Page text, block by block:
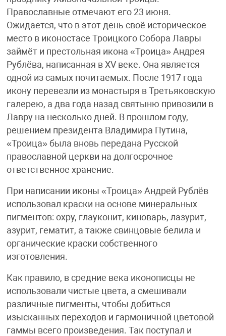
Православные отмечают его 23 июня.
Ожидается, что в этот день своё историческое
место в иконостасе Троицкого Собора Лавры
займёт и престольная икона «Троица» Андрея
Рублёва, написанная в XV веке. Она является
одной из самых почитаемых. После 1917 года
икону перевезли из монастыря в Третьяковскую
галерею, а два года назад святыню привозили в
Лавру на несколько дней. В прошлом году,
решением президента Владимира Путина,
«Троица» была вновь передана Русской
православной церкви на долгосрочное
ответственное хранение.
При написании иконы «Троица» Андрей Рублёв
использовал краски на основе минеральных
пигментов: охру, глауконит, киноварь, лазурит,
азурит, гематит, а также свинцовые белила и
органические краски собственного
изготовления.
Как правило, в средние века иконописцы не
использовали чистые цвета, а смешивали
различные пигменты, чтобы добиться
изысканных переходов и гармоничной цветовой
гаммы всего произведения. Так поступал и